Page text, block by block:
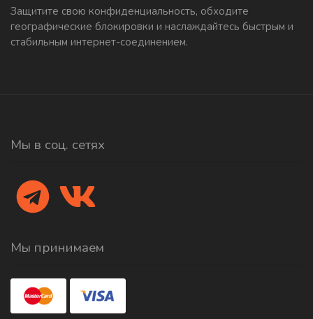
Защитите свою конфиденциальность, обходите
географические блокировки и наслаждайтесь быстрым и
стабильным интернет-соединением.
Мы в соц. сетях
Мы принимаем